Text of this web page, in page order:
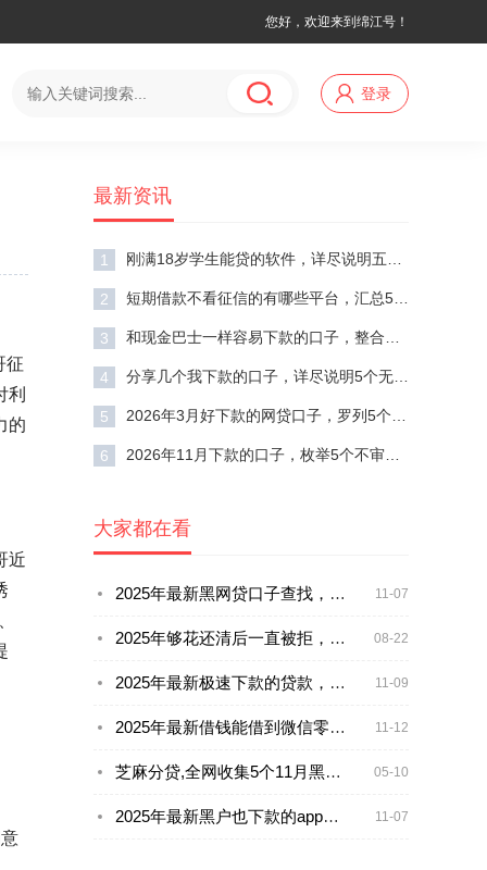
您好，欢迎来到绵江号！
登录
征
利
的
近
最新资讯
1
2
3
4
5
6
大家都在看
11-07
2025年最新黑网贷口子查找，整合5个支付宝借钱平台
08-22
2025年够花还清后一直被拒，公布五个最新黑户平台能借款
11-09
2025年最新极速下款的贷款，整合五个国家正规借款平台
11-12
2025年最新借钱能借到微信零钱吗，整理五个有借款平台黑户也能借
05-10
芝麻分贷,全网收集5个11月黑户放水口子
11-07
2025年最新黑户也下款的app，梳理5个靠谱的车抵押贷款平台